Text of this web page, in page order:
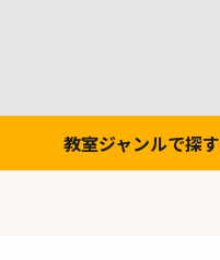
教室ジャンルで探す